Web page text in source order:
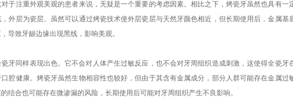
于注重外观美观的患者来说，无疑是一个重要的考虑因素。相比之下，烤瓷牙虽然也具有一
外层为瓷层。虽然可以通过烤瓷技术使外层瓷层与天然牙颜色相近，但长期使用后，金属基
导致牙龈边缘出现黑线，影响美观。
牙同样表现出色。它不会对人体产生过敏反应，也不会对牙周组织造成刺激，这使得全瓷牙
腔健康。烤瓷牙虽然生物相容性也较好，但由于其含有金属成分，部分人群可能存在金属过
结合也可能存在微渗漏的风险，长期使用后可能对牙周组织产生不良影响。